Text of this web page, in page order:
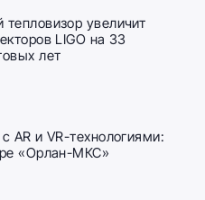
увеличит
LIGO на 33
лет
AR и VR-технологиями:
«Орлан-МКС»